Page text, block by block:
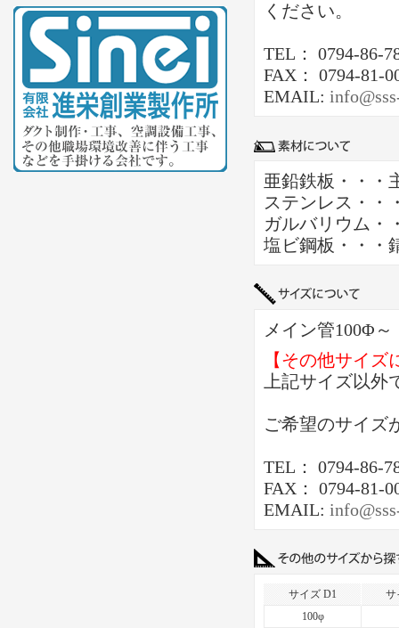
ください。
TEL： 0794-86-
FAX： 0794-81-
EMAIL:
亜鉛鉄板・・・
ステンレス・
ガルバリウム・
塩ビ鋼板・・・
メイン管100Φ
【その他サイズ
上記サイズ以
ご希望のサイズ
TEL： 0794-86-
FAX： 0794-81-
EMAIL:
サイズ D1
サ
100φ